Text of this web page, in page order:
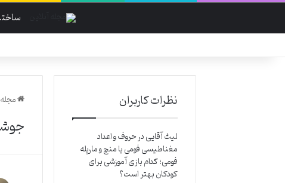
نظرات کاربران
لیث آقاییدرحروف و اعداد
مغناطیسی فومی یا منچ و مارپله
فومی؛ کدام بازی آموزشی برای
کودکان بهتر است؟